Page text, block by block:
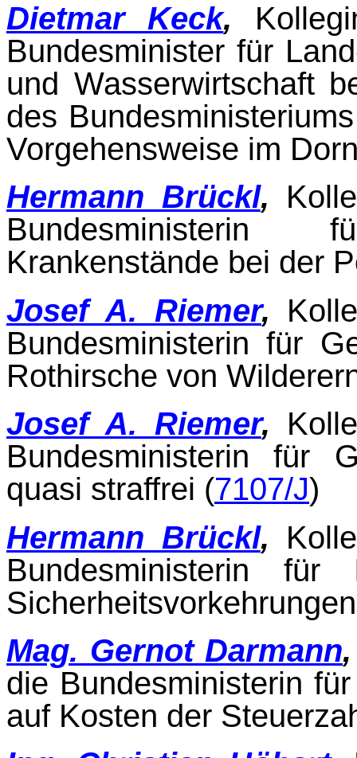
Dietmar Keck,
Bundesminister für
und Wasserwirtschaft
des
Vorgehensweise im
Hermann Brückl,
Krankenstände bei der
Josef A. Riemer,
Bundesministerin für
Rothirsche von
Josef A. Riemer,
Bundesministerin für
quasi straffrei (7107/J)
Hermann Brückl,
Bundesministerin für
Mag. Gernot Darmann
die Bundesministerin
auf Kosten der